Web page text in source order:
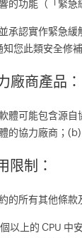
的功能（「緊急
承認實作緊急
知您此類安全修
廠商產品：
體可能包含源自
的協力廠商；
限制：
的所有其他條款
以上的 CPU 中